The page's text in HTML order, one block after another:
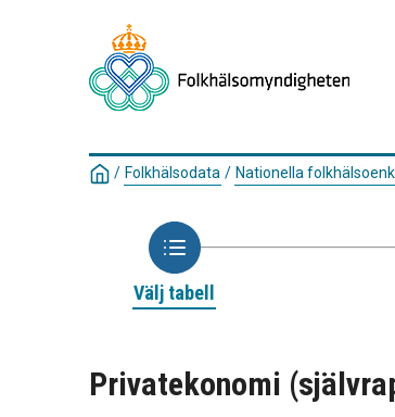
/ Folkhälsodata / Nationella
Välj tabell
Privatekonomi